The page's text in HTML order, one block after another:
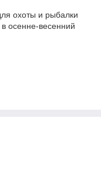
охоты и рыбалки
осенне-весенний